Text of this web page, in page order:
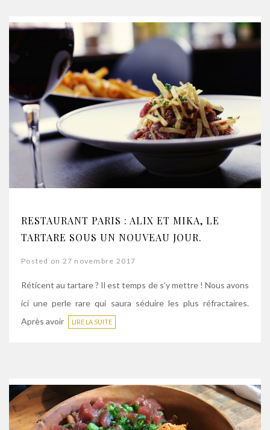
RESTAURANT PARIS : ALIX ET MIKA, LE
TARTARE SOUS UN NOUVEAU JOUR.
Posted on 27 novembre 2017
Réticent au tartare ? Il est temps de s’y mettre ! Nous avons
ici une perle rare qui saura séduire les plus réfractaires.
Après avoir
LIRE LA SUITE